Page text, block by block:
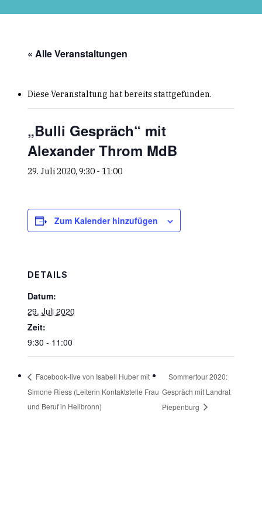
« Alle Veranstaltungen
Diese Veranstaltung hat bereits stattgefunden.
„Bulli Gespräch“ mit
Alexander Throm MdB
29. Juli 2020, 9:30- 11:00
Zum Kalender hinzufügen
DETAILS
Datum:
29. Juli 2020
Zeit:
9:30 - 11:00
Facebook-live von Isabell Huber mit
Simone Riess (Leiterin Kontaktstelle Frau
und Beruf in Heilbronn)
Sommertour 2020:
Gespräch mit Landrat
Piepenburg